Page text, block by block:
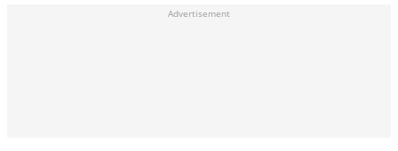
Advertisement